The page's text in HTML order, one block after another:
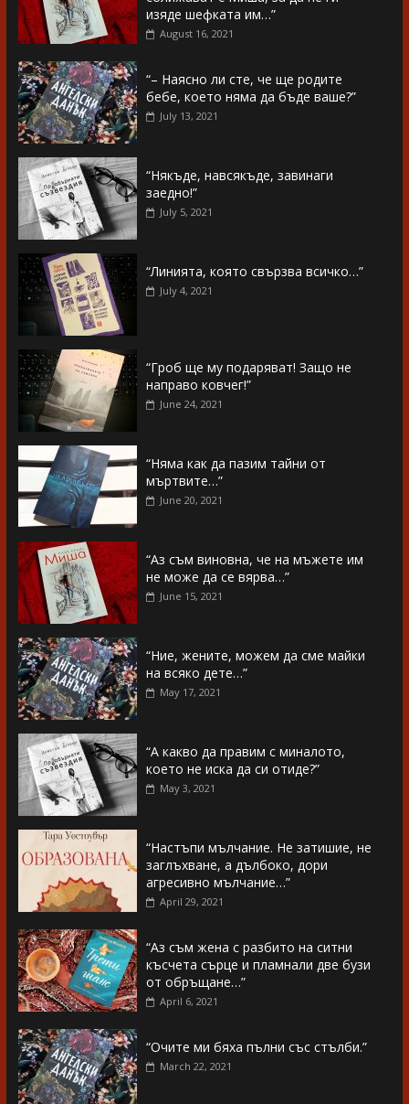
изяде шефката им…”
August 16, 2021
“– Наясно ли сте, че ще родите
бебе, което няма да бъде ваше?”
July 13, 2021
“Някъде, навсякъде, завинаги
заедно!”
July 5, 2021
“Линията, която свързва всичко…”
July 4, 2021
“Гроб ще му подаряват! Защо не
направо ковчег!”
June 24, 2021
“Няма как да пазим тайни от
мъртвите…”
June 20, 2021
“Аз съм виновна, че на мъжете им
не може да се вярва…”
June 15, 2021
“Ние, жените, можем да сме майки
на всяко дете…”
May 17, 2021
“А какво да правим с миналото,
което не иска да си отиде?”
May 3, 2021
“Настъпи мълчание. Не затишие, не
заглъхване, а дълбоко, дори
агресивно мълчание…”
April 29, 2021
“Аз съм жена с разбито на ситни
късчета сърце и пламнали две бузи
от обръщане…”
April 6, 2021
“Очите ми бяха пълни със стълби.”
March 22, 2021